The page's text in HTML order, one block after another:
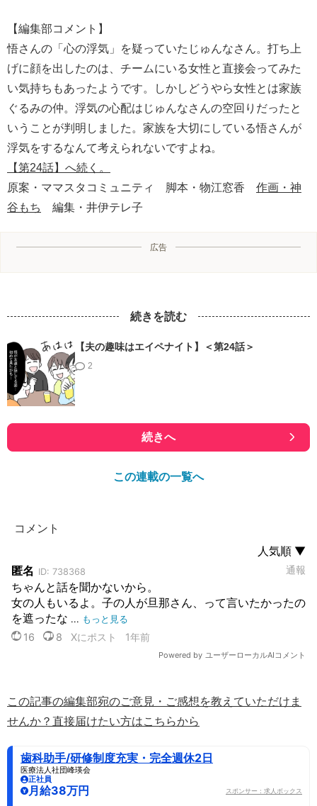
【編集部コメント】
悟さんの「心の浮気」を疑っていたじゅんなさん。打ち上
げに顔を出したのは、チームにいる女性と直接会ってみた
い気持ちもあったようです。しかしどうやら女性とは家族
ぐるみの仲。浮気の心配はじゅんなさんの空回りだったと
いうことが判明しました。家族を大切にしている悟さんが
浮気をするなんて考えられないですよね。
【第24話】へ続く。
原案・ママスタコミュニティ 脚本・物江窓香 作画・神
谷もち
編集・井伊テレ子
広告
続きを読む
【夫の趣味はエイペナイト】＜第24話＞
2
続きへ
この連載の一覧へ
この記事の編集部宛のご意見・ご感想を教えていただけま
せんか？直接届けたい方はこちらから
歯科助手/研修制度充実・完全週休2日
医療法人社団峰瑛会
正社員
月給38万円 スポンサー：求人ボックス